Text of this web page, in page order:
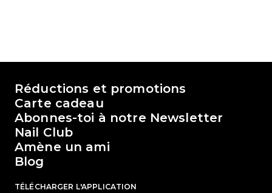
Le monde de Passione Beauty
Réductions et promotions
Carte cadeau
Abonnes-toi à notre Newsletter
Nail Club
Amène un ami
Blog
TÉLÉCHARGER L'APPLICATION